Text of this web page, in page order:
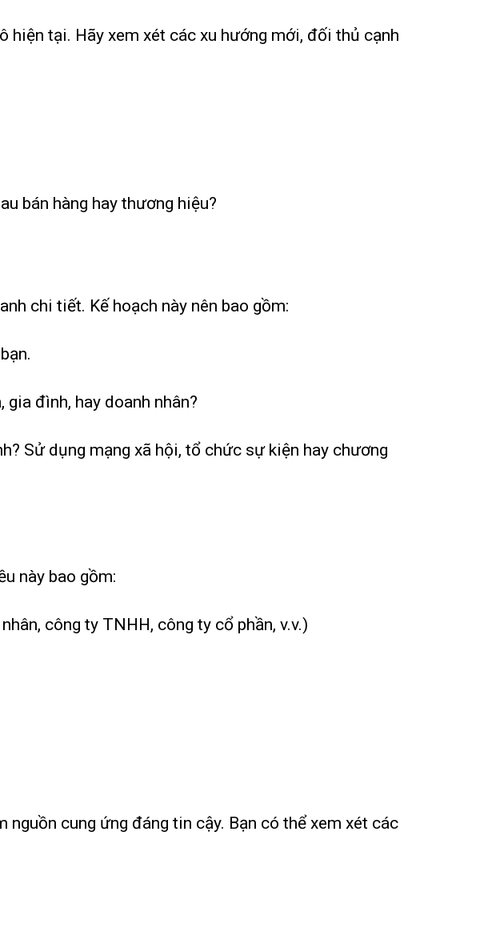
hiện tại. Hãy xem xét các xu hướng mới, đối thủ cạnh
bán hàng hay thương hiệu?
chi tiết. Kế hoạch này nên bao gồm:
gia đình, hay doanh nhân?
Sử dụng mạng xã hội, tổ chức sự kiện hay chương
này bao gồm:
công ty TNHH, công ty cổ phần, v.v.)
cung ứng đáng tin cậy. Bạn có thể xem xét các